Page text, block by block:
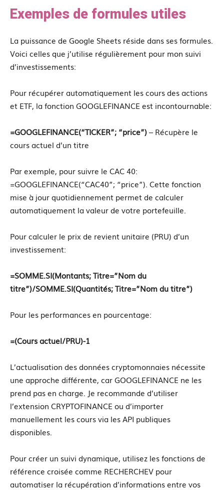
Exemples de formules utiles
La puissance de Google Sheets réside dans ses formules.
Voici celles que j’utilise régulièrement pour mon suivi
d’investissements:
Pour récupérer automatiquement les cours des actions
et ETF, la fonction GOOGLEFINANCE est incontournable:
=GOOGLEFINANCE(“TICKER”; “price”)– Récupère le
cours actuel d’un titre
Par exemple, pour suivre le CAC 40:
=GOOGLEFINANCE(“CAC40”; “price”). Cette fonction
mise à jour quotidiennement permet de calculer
automatiquement la valeur de votre portefeuille.
Pour calculer le prix de revient unitaire (PRU) d’un
investissement:
=SOMME.SI(Montants; Titre=”Nom du
titre”)/SOMME.SI(Quantités; Titre=”Nom du titre”)
Pour les performances en pourcentage:
=(Cours actuel/PRU)-1
L’actualisation des données cryptomonnaies nécessite
une approche différente, car GOOGLEFINANCE ne les
prend pas en charge. Je recommande d’utiliser
l’extension CRYPTOFINANCE ou d’importer
manuellement les cours via les API publiques
disponibles.
Pour créer un suivi dynamique, utilisez les fonctions de
référence croisée comme RECHERCHEV pour
automatiser la récupération d’informations entre vos